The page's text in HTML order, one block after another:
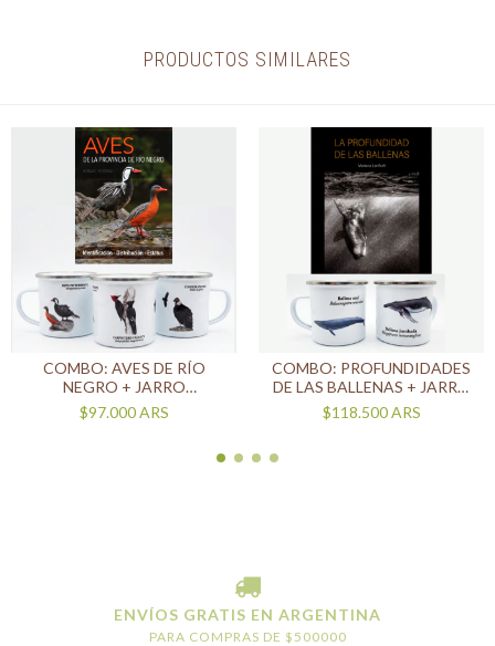
PRODUCTOS SIMILARES
COMBO: AVES DE RÍO
NEGRO + JARRO
NATURALISTA
$97.000ARS
COMBO: PROFUNDIDADES
DE LAS BALLENAS + JARRO
BALLENAS
$118.500ARS
ENVÍOS GRATIS EN ARGENTINA
PARA COMPRAS DE $500000